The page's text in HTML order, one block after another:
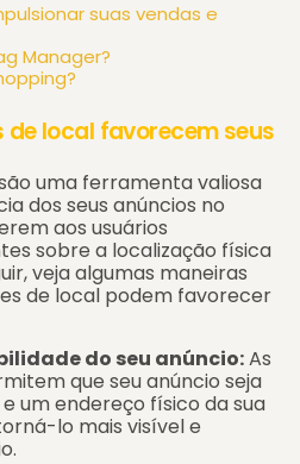
suas vendas e
Manager?
de local favorecem seus
uma ferramenta valiosa
dos seus anúncios no
aos usuários
sobre a localização física
veja algumas maneiras
de local podem favorecer
do seu anúncio:As
que seu anúncio seja
um endereço físico da sua
lo mais visível e